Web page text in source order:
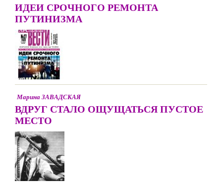
ИДЕИ СРОЧНОГО РЕМОНТА
ПУТИНИЗМА
Марина ЗАВАДСКАЯ
ВДРУГ СТАЛО ОЩУЩАТЬСЯ ПУСТОЕ
МЕСТО